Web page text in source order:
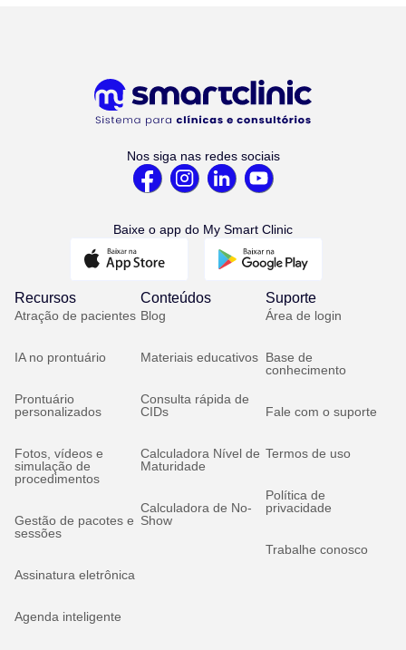
Nos siga nas redes sociais
Baixe o app do My Smart Clinic
Recursos
Atração de pacientes
IA no prontuário
Prontuário
personalizados
Fotos, vídeos e
simulação de
procedimentos
Gestão de pacotes e
sessões
Assinatura eletrônica
Agenda inteligente
Conteúdos
Blog
Materiais educativos
Consulta rápida de
CIDs
Calculadora Nível de
Maturidade
Calculadora de No-
Show
Suporte
Área de login
Base de
conhecimento
Fale com o suporte
Termos de uso
Política de
privacidade
Trabalhe conosco